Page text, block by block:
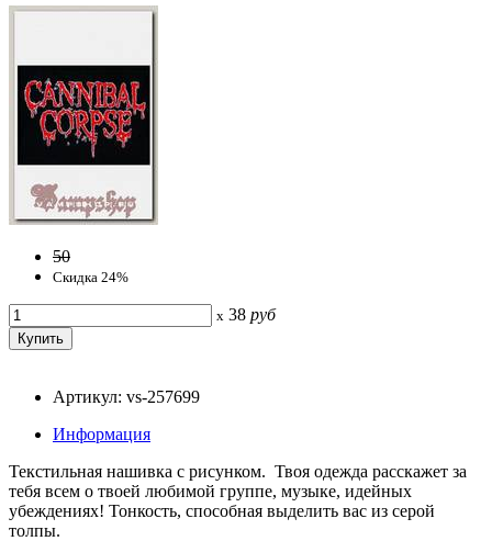
50
Скидка 24%
x 38 руб
Артикул: vs-257699
Информация
Текстильная нашивка с рисунком. Твоя одежда расскажет за
тебя всем о твоей любимой группе, музыке, идейных
убеждениях! Тонкость, способная выделить вас из серой
толпы.